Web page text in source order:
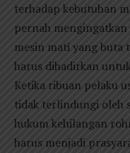
terhadap kebutuhan
pernah
mesin mati yang buta
harus dihadirkan
Ketika ribuan pelaku
tidak terlindungi oleh
hukum kehilangan
harus menjadi